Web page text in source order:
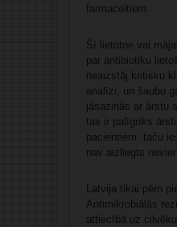
farmaceitiem.
Šī lietotne vai
par antibiotiku
neaizstāj kritisku
analīzi, un šaubu
jāsazinās ar ārstu
tas ir palīgrīks
pacientiem, taču
nav aizliegts
Latvija tikai pērn
Antimikrobiālās
attiecībā uz